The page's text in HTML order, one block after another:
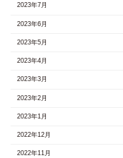
2023年7月
2023年6月
2023年5月
2023年4月
2023年3月
2023年2月
2023年1月
2022年12月
2022年11月